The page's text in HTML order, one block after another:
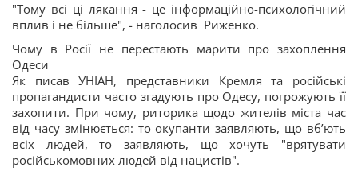
"Тому всі ці лякання - це інформаційно-психологічний
вплив і не більше", - наголосив Риженко.
Чому в Росії не перестають марити про захоплення
Одеси
Як писав УНІАН, представники Кремля та російські
пропагандисти часто згадують про Одесу, погрожують її
захопити. При чому, риторика щодо жителів міста час
від часу змінюється: то окупанти заявляють, що вб’ють
всіх людей, то заявляють, що хочуть "врятувати
російськомовних людей від нацистів".